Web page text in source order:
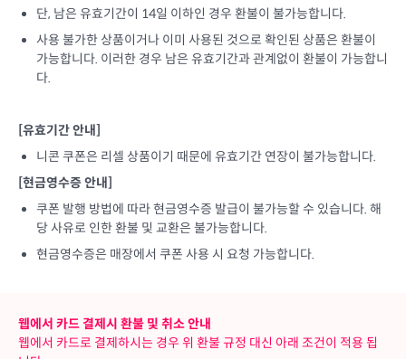
단, 남은 유효기간이 14일 이하인 경우 환불이 불가능합니다.
사용 불가한 상품이거나 이미 사용된 것으로 확인된 상품은 환불이
가능합니다. 이러한 경우 남은 유효기간과 관계없이 환불이 가능합니
다.
[유효기간 안내]
니콘 쿠폰은 리셀 상품이기 때문에 유효기간 연장이 불가능합니다.
[현금영수증 안내]
쿠폰 발행 방법에 따라 현금영수증 발급이 불가능할 수 있습니다. 해
당 사유로 인한 환불 및 교환은 불가능합니다.
현금영수증은 매장에서 쿠폰 사용 시 요청 가능합니다.
웹에서 카드 결제시 환불 및 취소 안내
웹에서 카드로 결제하시는 경우 위 환불 규정 대신 아래 조건이 적용 됩